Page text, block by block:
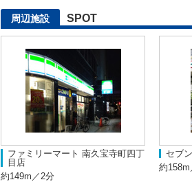
周辺施設 SPOT
ファミリーマート 南久宝寺町四丁
目店
約149m／2分
セブ
約158m